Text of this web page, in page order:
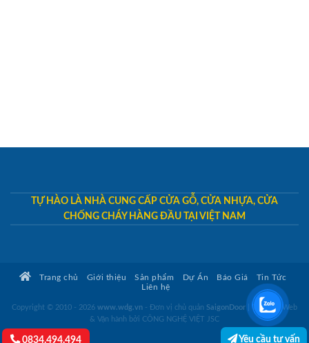
TỰ HÀO LÀ NHÀ CUNG CẤP CỬA GỖ, CỬA NHỰA, CỬA
CHỐNG CHÁY HÀNG ĐẦU TẠI VIỆT NAM
Trang chủ Giới thiệu Sản phẩm Dự Án Báo Giá
Tin Tức
Liên hệ
Copyright © 2010 - 2026 www.wdg.vn - Đơn vị chủ quản SaigonDoor
Thiết kế Web
& Vận hành bởi CÔNG NGHỆ VIỆT JSC
0834.494.494 Yêu cầu tư vấn